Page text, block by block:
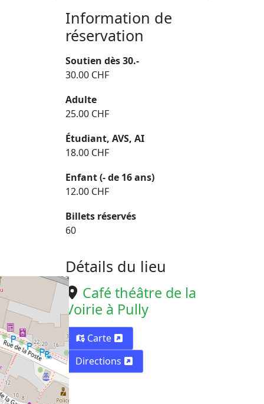
Information de
réservation
Soutien dès 30.-
30.00 CHF
Adulte
25.00 CHF
Étudiant, AVS, AI
18.00 CHF
Enfant (- de 16 ans)
12.00 CHF
Billets réservés
60
Détails du lieu
Café théâtre de la
Voirie à Pully
Carte
Directions